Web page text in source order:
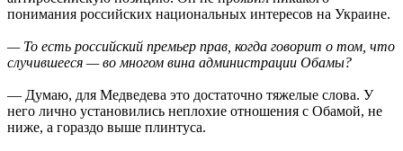
понимания российских национальных интересов на Украине.
— То есть российский премьер прав, когда говорит о том, что
случившееся — во многом вина администрации Обамы?
— Думаю, для Медведева это достаточно тяжелые слова. У
него лично установились неплохие отношения с Обамой, не
ниже, а гораздо выше плинтуса.